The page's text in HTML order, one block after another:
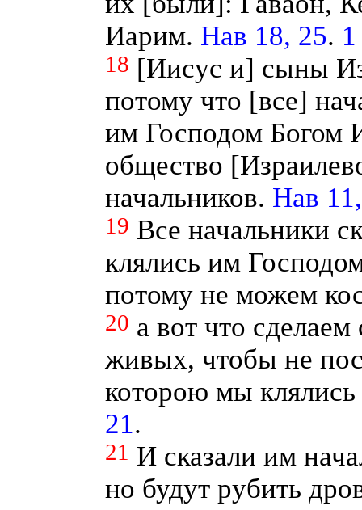
Иарим. Нав 18, 25.
18 [Иисус и] сыны
потому что [все]
им Господом Богом
общество
начальников. Нав
19 Все начальники
клялись им
потому не можем
20 а вот что
живых, чтобы не
которою мы
21.
21 И сказали им
но будут рубить